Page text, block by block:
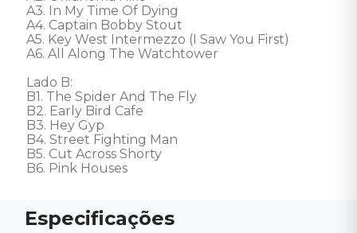
A3. In My Time Of Dying
A4. Captain Bobby Stout
A5. Key West Intermezzo (I Saw You First)
A6. All Along The Watchtower
Lado B:
B1. The Spider And The Fly
B2. Early Bird Cafe
B3. Hey Gyp
B4. Street Fighting Man
B5. Cut Across Shorty
B6. Pink Houses